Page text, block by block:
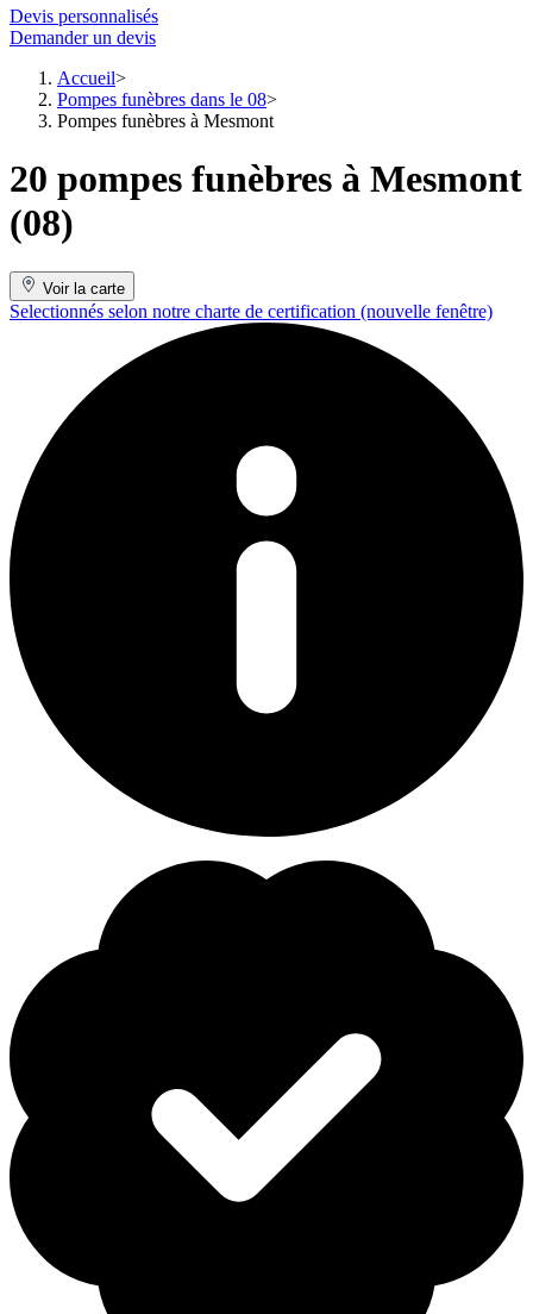
Devis personnalisés
Demander un devis
Accueil
Pompes funèbres dans le 08
Pompes funèbres à Mesmont
20 pompes funèbres à Mesmont
(08)
Voir la carte
Selectionnés selon notre charte de certification (nouvelle fenêtre)